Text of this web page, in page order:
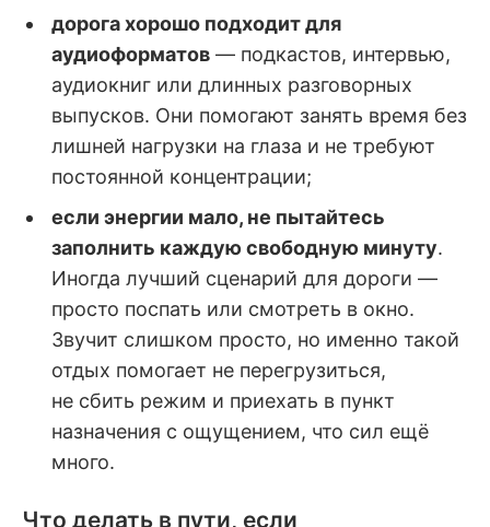
дорога хорошо подходит для
аудиоформатов— подкастов, интервью,
аудиокниг или длинных разговорных
выпусков. Они помогают занять время без
лишней нагрузки на глаза и не требуют
постоянной концентрации;
если энергии мало, не пытайтесь
заполнить каждую свободную минуту.
Иногда лучший сценарий для дороги —
просто поспать или смотреть в окно.
Звучит слишком просто, но именно такой
отдых помогает не перегрузиться,
не сбить режим и приехать в пункт
назначения с ощущением, что сил ещё
много.
Что делать в пути, если